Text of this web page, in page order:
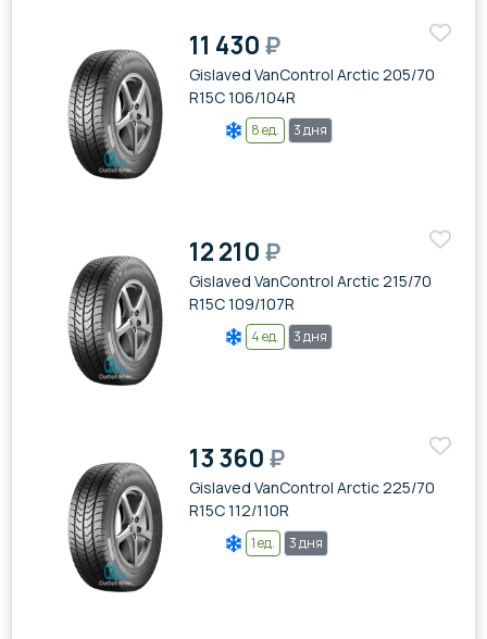
11 430₽
Gislaved VanControl Arctic 205/70
R15C 106/104R
8 ед. 3 дня
12 210₽
Gislaved VanControl Arctic 215/70
R15C 109/107R
4 ед. 3 дня
13 360₽
Gislaved VanControl Arctic 225/70
R15C 112/110R
1 ед. 3 дня